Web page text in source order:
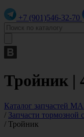
+7 (901)546-32-70
Тройник |
Каталог запчастей
/ Запчасти тормозной
/ Тройник